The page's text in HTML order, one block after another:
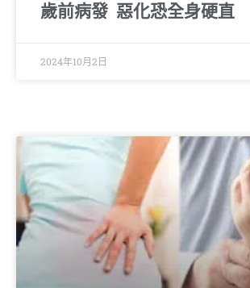
歲前病發 惡化恐全身硬直
2024年10月2日